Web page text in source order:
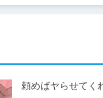
頼めばヤらせてく